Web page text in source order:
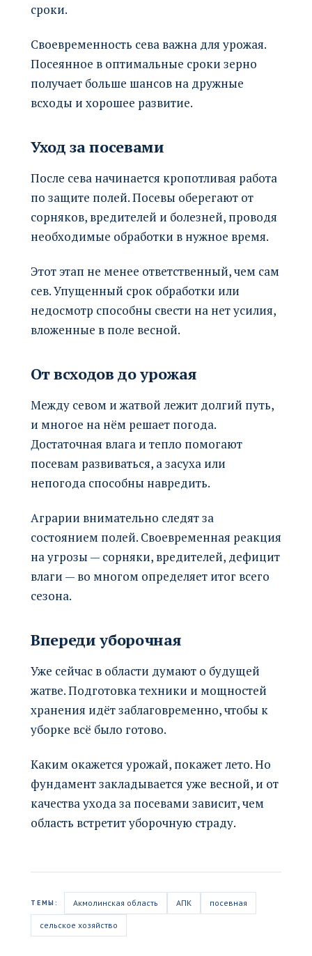
сроки.
Своевременность сева важна для урожая.
Посеянное в оптимальные сроки зерно
получает больше шансов на дружные
всходы и хорошее развитие.
Уход за посевами
После сева начинается кропотливая работа
по защите полей. Посевы оберегают от
сорняков, вредителей и болезней, проводя
необходимые обработки в нужное время.
Этот этап не менее ответственный, чем сам
сев. Упущенный срок обработки или
недосмотр способны свести на нет усилия,
вложенные в поле весной.
От всходов до урожая
Между севом и жатвой лежит долгий путь,
и многое на нём решает погода.
Достаточная влага и тепло помогают
посевам развиваться, а засуха или
непогода способны навредить.
Аграрии внимательно следят за
состоянием полей. Своевременная реакция
на угрозы — сорняки, вредителей, дефицит
влаги — во многом определяет итог всего
сезона.
Впереди уборочная
Уже сейчас в области думают о будущей
жатве. Подготовка техники и мощностей
хранения идёт заблаговременно, чтобы к
уборке всё было готово.
Каким окажется урожай, покажет лето. Но
фундамент закладывается уже весной, и от
качества ухода за посевами зависит, чем
область встретит уборочную страду.
ТЕМЫ: Акмолинская область АПК посевная
сельское хозяйство